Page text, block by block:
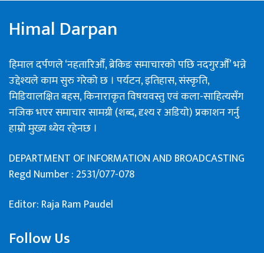
Himal Darpan
हिमाल दर्पणले ‘नहतारिऔँ, ब्रेकिङ समाचारको पछि नदगुरऔँ’ भन्ने
उद्देश्यले काम सुरु गरेको छ । पर्यटन, इतिहास, संस्कृति,
मिडियालक्षित बहस, किनाराकृत विषयवस्तु एवं कला-साहित्यसँग
नजिक भएर समाचार सामग्री (शब्द, दृश्य र अडियो) प्रकाशन गर्नु
हाम्रो मुख्य ध्येय रहेनछ ।
DEPARTMENT OF INFORMATION AND BROADCASTING
Regd Number : 2531/077-078
Editor: Raja Ram Paudel
Follow Us